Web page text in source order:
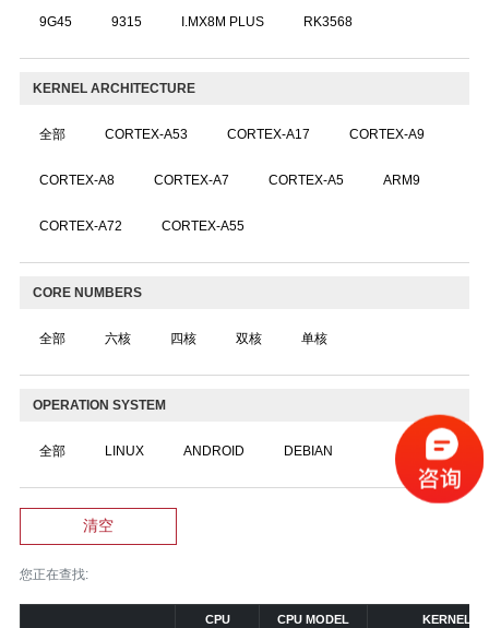
9G45 9315 I.MX8M PLUS RK3568
KERNEL ARCHITECTURE
全部 CORTEX-A53 CORTEX-A17 CORTEX-A9
CORTEX-A8 CORTEX-A7 CORTEX-A5 ARM9
CORTEX-A72 CORTEX-A55
CORE NUMBERS
全部 六核 四核 双核 单核
OPERATION SYSTEM
全部 LINUX ANDROID DEBIAN
清空
您正在查找:
CPU
CPU MODEL
KERNEL